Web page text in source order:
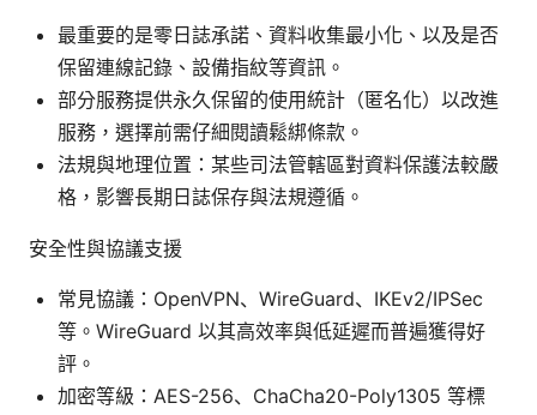
最重要的是零日誌承諾、資料收集最小化、以及是否
保留連線記錄、設備指紋等資訊。
部分服務提供永久保留的使用統計（匿名化）以改進
服務，選擇前需仔細閱讀鬆綁條款。
法規與地理位置：某些司法管轄區對資料保護法較嚴
格，影響長期日誌保存與法規遵循。
安全性與協議支援
常見協議：OpenVPN、WireGuard、IKEv2/IPSec
等。WireGuard 以其高效率與低延遲而普遍獲得好
評。
加密等級：AES-256、ChaCha20-Poly1305 等標